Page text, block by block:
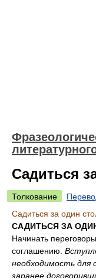
Садиться
Толкование
Садиться за один
САДИТЬСЯ ЗА
Начинать
соглашению.
необходимость для
заранее